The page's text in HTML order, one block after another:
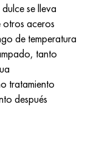
se lleva
otros aceros
de temperatura
tanto
tratamiento
después